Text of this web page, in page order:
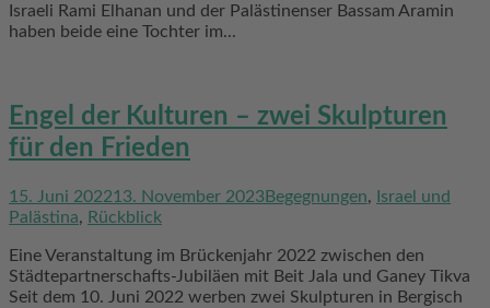
Israeli Rami Elhanan und der Palästinenser Bassam Aramin
haben beide eine Tochter im...
Engel der Kulturen – zwei Skulpturen
für den Frieden
15. Juni 202213. November 2023Begegnungen,
Israel und
Palästina, Rückblick
Eine Veranstaltung im Brückenjahr 2022 zwischen den
Städtepartnerschafts-Jubiläen mit Beit Jala und Ganey Tikva
Seit dem 10. Juni 2022 werben zwei Skulpturen in Bergisch